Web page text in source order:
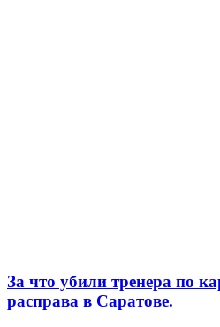
За что убили тренера по
расправа в Саратове.